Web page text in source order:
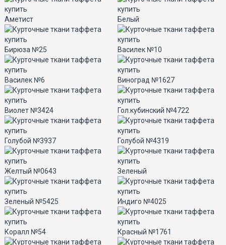
Аметист Белый
Бирюза №25 Василек №10
Василек №6 Виноград №1627
Виолет №3424 Гол.кубинский №4722
Голубой №3937 Голубой №4319
Желтый №0643 Зеленый
Зеленый №5425 Индиго №4025
Коралл №54 Красный №1761